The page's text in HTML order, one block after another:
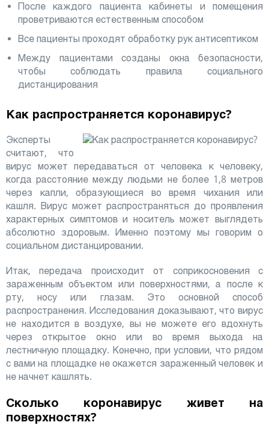
После каждого пациента кабинеты и помещения
проветриваются естественным способом
Все пациенты проходят обработку рук антисептиком
Между пациентами созданы окна безопасности,
чтобы соблюдать правила социального
дистанцирования
Как распространяется коронавирус?
Эксперты
считают, что
вирус может передаваться от человека к человеку,
когда расстояние между людьми не более 1,8 метров
через капли, образующиеся во время чихания или
кашля. Вирус может распространяться до проявления
характерных симптомов и носитель может выглядеть
абсолютно здоровым. Именно поэтому мы говорим о
социальном дистанцировании.
Итак, передача происходит от соприкосновения с
зараженным объектом или поверхностями, а после к
рту, носу или глазам. Это основной способ
распространения. Исследования доказывают, что вирус
не находится в воздухе, вы не можете его вдохнуть
через открытое окно или во время выхода на
лестничную площадку. Конечно, при условии, что рядом
с вами на площадке не окажется зараженный человек и
не начнет кашлять.
Сколько коронавирус живет на
поверхностях?